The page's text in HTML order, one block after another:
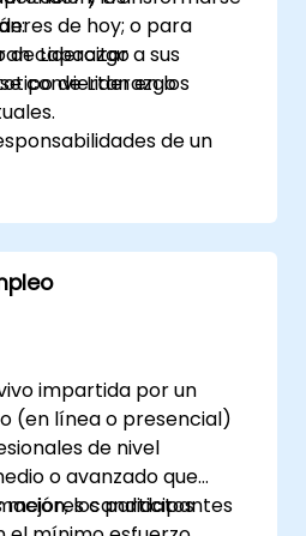
de hoy; o para
capacitar a sus
conviertan en los
de Liderazgo
de Liderazgo
de un
de Liderazgo
a Seguir
impartida por un
(en línea o presencial)
de nivel
o avanzado que
candidatos
los participantes